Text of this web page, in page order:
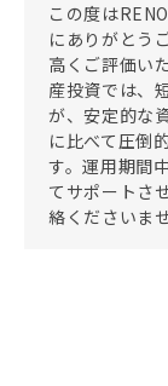
この度は
にありがとう
高くご評価い
産投資では、
が、安定的な
に比べて圧倒
す。運用期間
てサポートさ
絡くださいま